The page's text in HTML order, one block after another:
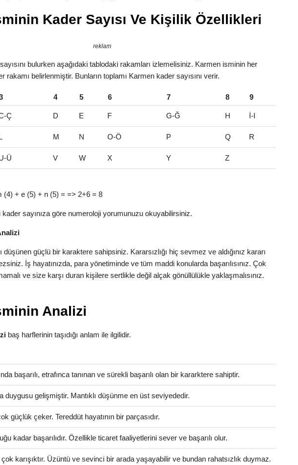
Kader Sayısı Ve Kişilik Özellikleri
reklam
bulurken aşağıdaki tablodaki rakamları izlemelisiniz. Karmen isminin her
rakamı belirlenmiştir. Bunların toplamı Karmen kader sayısını verir.
4 5 6 7 8 9
Ç D E F G-Ğ H İ-I
M N O-Ö P Q R
Ü V W X Y Z
(4) + e (5) + n (5) = => 2+6 = 8
kader sayınıza göre numeroloji yorumunuzu okuyabilirsiniz.
güçlü bir karaktere sahipsiniz. Kararsızlığı hiç sevmez ve aldığınız kararı
İş hayatınızda, para yönetiminde ve tüm maddi konularda başarılısınız. Çok
ve size karşı duran kişilere sertlikle değil alçak gönüllülükle yaklaşmalısınız.
Analizi
baş harflerinin taşıdığı anlam ile ilgilidir.
başarılı, etrafınca tanınan ve sürekli başarılı olan bir kararktere sahiptir.
duygusu gelişmiştir. Mantıklı düşünme en üst seviyededir.
güçlük çeker. Tereddüt hayatının bir parçasıdır.
kadar başarılıdır. Özellikle ticaret faaliyetlerini sever ve başarılı olur.
karışıktır. Üzüntü ve sevinci bir arada yaşayabilir ve bundan rahatsızlık duymaz.